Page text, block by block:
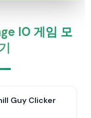
IO 게임 모
Guy Clicker